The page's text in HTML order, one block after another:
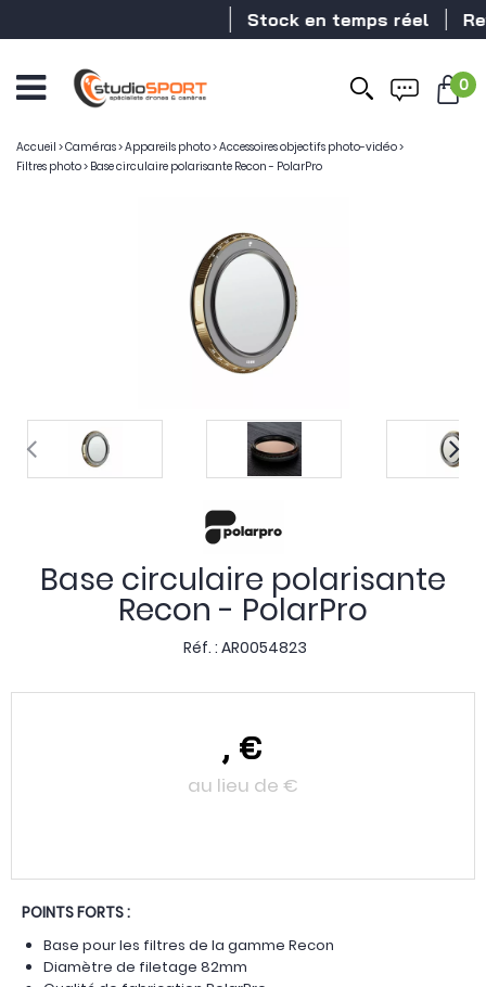
Stock en temps réel
0
Accueil >Caméras>Appareils photo>Accessoires objectifs photo-vidéo>
Filtres photo> Base circulaire polarisante Recon - PolarPro
Base circulaire polarisante
Recon - PolarPro
Réf. : AR0054823
, €
au lieu de €
POINTS FORTS :
Base pour les filtres de la gamme Recon
Diamètre de filetage 82mm